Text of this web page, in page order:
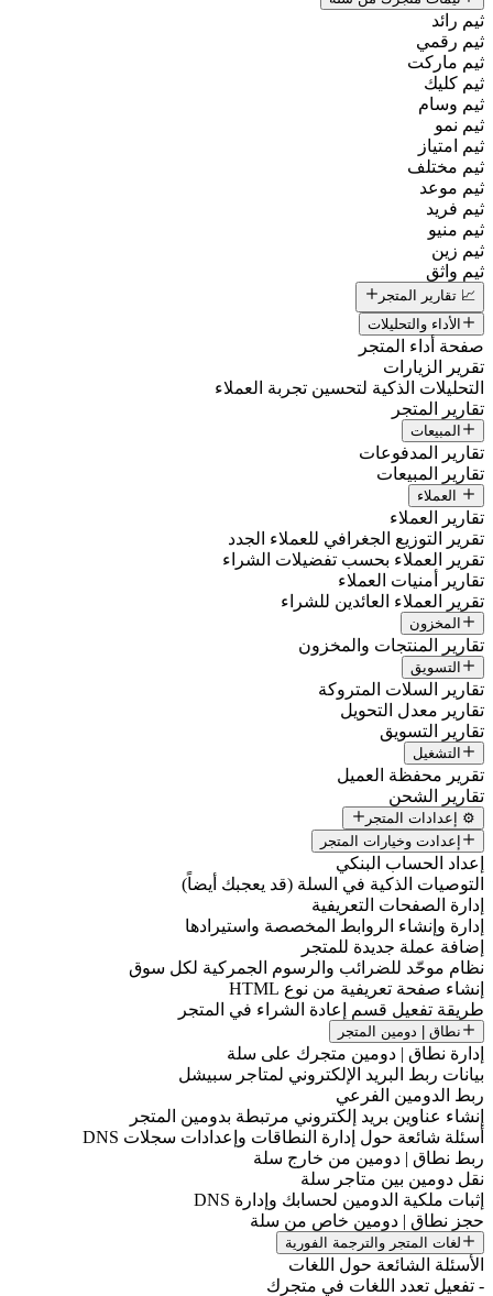
ثيم رائد
ثيم رقمي
ثيم ماركت
ثيم كليك
ثيم وسام
ثيم نمو
ثيم امتياز
ثيم مختلف
ثيم موعد
ثيم فريد
ثيم منيو
ثيم زين
ثيم واثق
📈 تقارير المتجر
الأداء والتحليلات
صفحة أداء المتجر
تقرير الزيارات
التحليلات الذكية لتحسين تجربة العملاء
تقارير المتجر
المبيعات
تقارير المدفوعات
تقارير المبيعات
العملاء
تقارير العملاء
تقرير التوزيع الجغرافي للعملاء الجدد
تقرير العملاء بحسب تفضيلات الشراء
تقارير أمنيات العملاء
تقرير العملاء العائدين للشراء
المخزون
تقارير المنتجات والمخزون
التسويق
تقارير السلات المتروكة
تقارير معدل التحويل
تقارير التسويق
التشغيل
تقرير محفظة العميل
تقارير الشحن
⚙️ إعدادات المتجر
إعدادت وخيارات المتجر
إعداد الحساب البنكي
التوصيات الذكية في السلة (قد يعجبك أيضاً)
إدارة الصفحات التعريفية
إدارة وإنشاء الروابط المخصصة واستيرادها
إضافة عملة جديدة للمتجر
نظام موحّد للضرائب والرسوم الجمركية لكل سوق
إنشاء صفحة تعريفية من نوع HTML
طريقة تفعيل قسم إعادة الشراء في المتجر
نطاق | دومين المتجر
إدارة نطاق | دومين متجرك على سلة
بيانات ربط البريد الإلكتروني لمتاجر سبيشل
ربط الدومين الفرعي
إنشاء عناوين بريد إلكتروني مرتبطة بدومين المتجر
أسئلة شائعة حول إدارة النطاقات وإعدادات سجلات DNS
ربط نطاق | دومين من خارج سلة
نقل دومين بين متاجر سلة
إثبات ملكية الدومين لحسابك وإدارة DNS
حجز نطاق | دومين خاص من سلة
لغات المتجر والترجمة الفورية
الأسئلة الشائعة حول اللغات
- تفعيل تعدد اللغات في متجرك